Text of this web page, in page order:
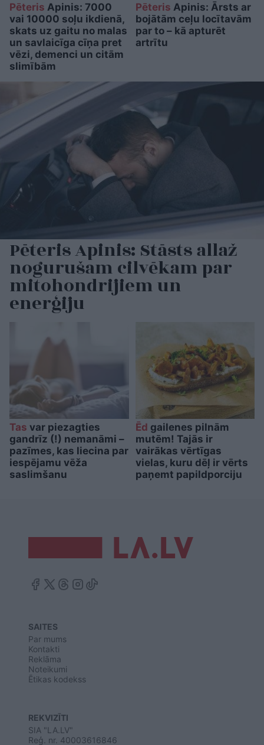
Pēteris Apinis: 7000
vai 10000 soļu ikdienā,
skats uz gaitu no malas
un savlaicīga cīņa pret
vēzi, demenci un citām
slimībām
Pēteris Apinis: Ārsts ar
bojātām ceļu locītavām
par to – kā apturēt
artrītu
Pēteris Apinis: Stāsts allaž
nogurušam cilvēkam par
mitohondrijiem un
enerģiju
Tas var piezagties
gandrīz (!) nemanāmi –
pazīmes, kas liecina par
iespējamu vēža
saslimšanu
Ēd gailenes pilnām
mutēm! Tajās ir
vairākas vērtīgas
vielas, kuru dēļ ir vērts
paņemt papildporciju
SAITES
Par mums
Kontakti
Reklāma
Noteikumi
Ētikas kodekss
REKVIZĪTI
SIA "LA.LV"
Reģ. nr. 40003616846